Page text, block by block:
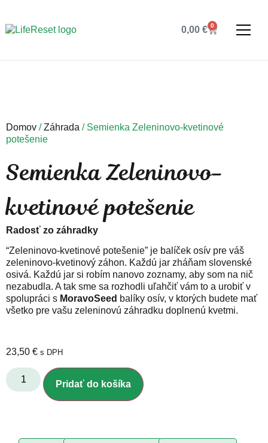
0,00€ 0
Domov /Záhrada / Semienka Zeleninovo-kvetinové
potešenie
Semienka Zeleninovo-
kvetinové potešenie
Radosť zo záhradky
“Zeleninovo-kvetinové potešenie” je balíček osív pre váš
zeleninovo-kvetinový záhon. Každú jar zháňam slovenské
osivá. Každú jar si robím nanovo zoznamy, aby som na nič
nezabudla. A tak sme sa rozhodli uľahčiť vám to a urobiť v
spolupráci s MoravoSeed balíky osív, v ktorých budete mať
všetko pre vašu zeleninovú záhradku doplnenú kvetmi.
23,50 € s DPH
Pridať do košíka